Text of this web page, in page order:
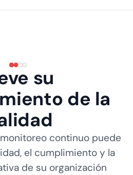
su
de la
continuo puede
el cumplimiento y la
de su organización